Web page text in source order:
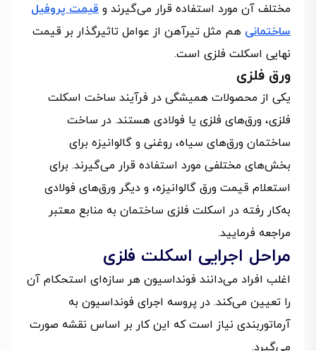
مختلف آن مورد استفاده قرار می‌گیرند و قیمت پروفیل
ساختمانی هم مثل تیرآهن از عوامل تاثیرگذار بر قیمت
نهایی اسکلت‌ فلزی است.
ورق فلزی
یکی از محصولات همیشگی در فرآیند ساخت اسکلت
‌فلزی، ورق‌های فلزی یا فولادی هستند. در ساخت
ساختمان ورق‌های سیاه، روغنی و گالوانیزه برای
بخش‌های مختلفی مورد استفاده قرار می‌گیرند. برای
استعلام قیمت ورق گالوانیزه، و دیگر ورق‌های فولادی
به‌کار رفته در اسکلت‌ فلزی ساختمان به منابع معتبر
مراجعه فرمایید.
مراحل اجرایی اسکلت فلزی
اغلب افراد می‌دانند فونداسیون هر سازه‌ای استحکام آن
را تعیین می‌کند. در پروسه اجرای فونداسیون به
آرماتوربندی نیاز است که این کار بر اساس نقشه صورت
می‌گیرد.